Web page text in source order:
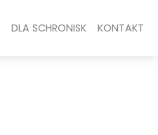
DLA SCHRONISK KONTAKT